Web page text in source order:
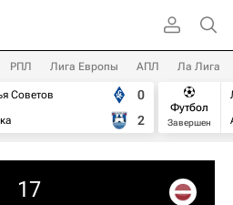
РПЛ Лига Европы АПЛ Ла Лига
Советов
0
2
Футбол
Завершен
17